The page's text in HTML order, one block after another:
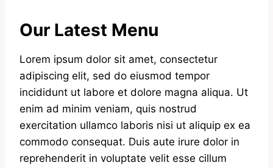
Our Latest Menu
Lorem ipsum dolor sit amet, consectetur
adipiscing elit, sed do eiusmod tempor
incididunt ut labore et dolore magna aliqua. Ut
enim ad minim veniam, quis nostrud
exercitation ullamco laboris nisi ut aliquip ex ea
commodo consequat. Duis aute irure dolor in
reprehenderit in voluptate velit esse cillum